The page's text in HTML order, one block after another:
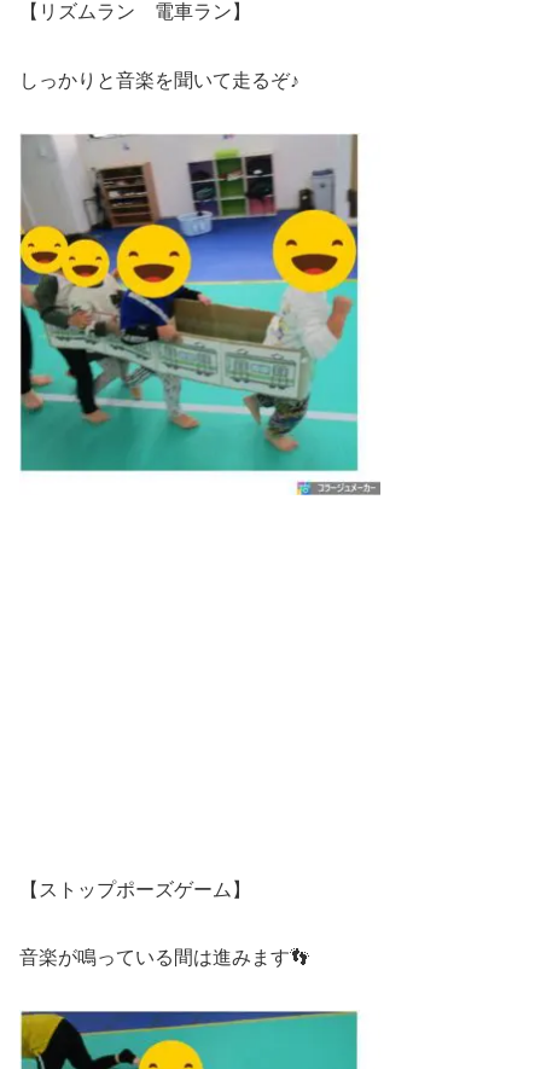
【リズムラン 電車ラン】
しっかりと音楽を聞いて走るぞ♪
【ストップポーズゲーム】
音楽が鳴っている間は進みます👣